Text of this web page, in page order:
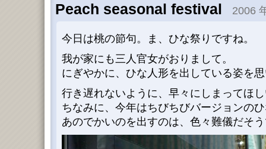
Peach seasonal festival 2006
今日は桃の節句。ま、ひな祭りですね。
我が家にも三人官女がおりまして。
にぎやかに、ひな人形を出している姿を
行き遅れないように、早々にしまってほ
ちなみに、今年はちびちびバージョンの
あのでかいのを出すのは、色々難儀だそ